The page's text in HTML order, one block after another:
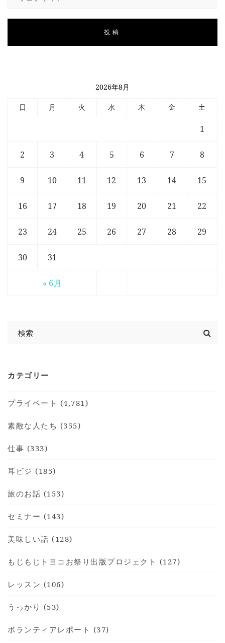
2026年8月
日 月 火 水 木 金 土
« 6月
1
2 3 4 5 6 7 8
9 10 11 12 13 14 15
16 17 18 19 20 21 22
23 24 25 26 27 28 29
30 31
カテゴリー
プライベート (4,781)
素敵な人たち (355)
仕事 (333)
耳ビジ (185)
旅のお話 (153)
セミナー (143)
美味しい話 (128)
もじもじトヨコお祭り出版プロジェクト (127)
レッスン (106)
うっかり (53)
ボランティアレポート (37)